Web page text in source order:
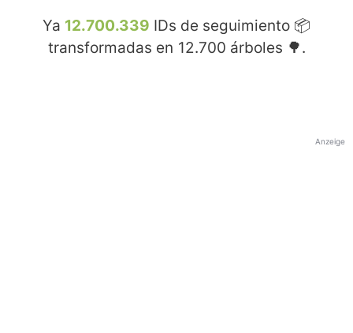
Ya 12.700.339 IDs de seguimiento 📦
transformadas en 12.700 árboles 🌳.
Anzeige